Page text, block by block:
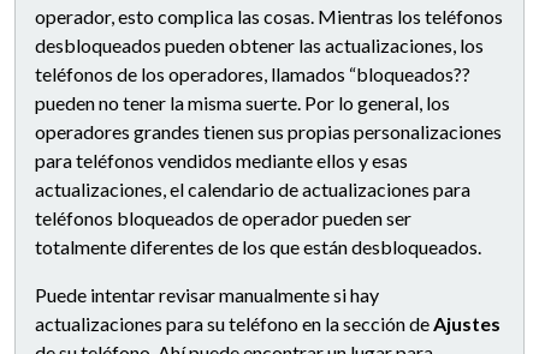
operador, esto complica las cosas. Mientras los teléfonos
desbloqueados pueden obtener las actualizaciones, los
teléfonos de los operadores, llamados “bloqueados??
pueden no tener la misma suerte. Por lo general, los
operadores grandes tienen sus propias personalizaciones
para teléfonos vendidos mediante ellos y esas
actualizaciones, el calendario de actualizaciones para
teléfonos bloqueados de operador pueden ser
totalmente diferentes de los que están desbloqueados.
Puede intentar revisar manualmente si hay
actualizaciones para su teléfono en la sección deAjustes